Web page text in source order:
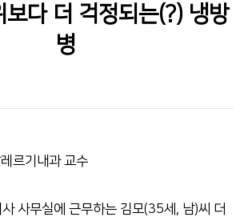
보다 더 걱정되는(?) 냉방
병
르기내과 교수
사무실에 근무하는 김모(35세, 남)씨 더